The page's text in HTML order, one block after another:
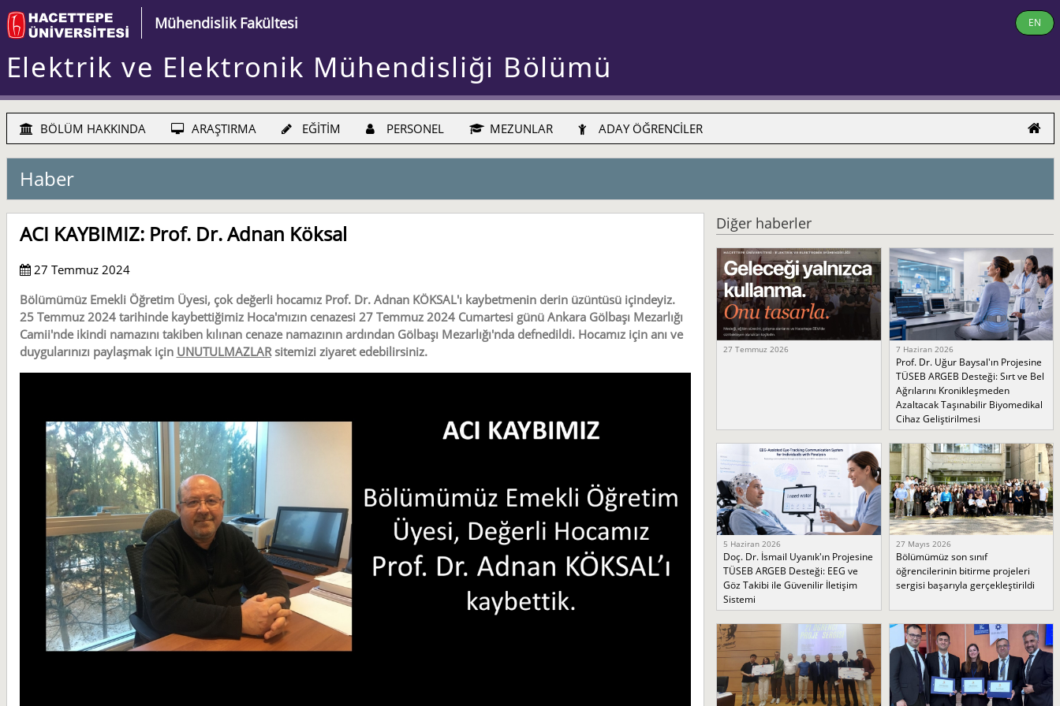
Mühendislik Fakültesi EN
Elektrik ve Elektronik Mühendisliği Bölümü
BÖLÜM HAKKINDA ARAŞTIRMA EĞİTİM PERSONEL MEZUNLAR ADAY ÖĞRENCİLER
Haber
ACI KAYBIMIZ: Prof. Dr. Adnan Köksal
27 Temmuz 2024
Bölümümüz Emekli Öğretim Üyesi, çok değerli hocamız Prof. Dr. Adnan KÖKSAL'ı kaybetmenin derin üzüntüsü içindeyiz.
25 Temmuz 2024 tarihinde kaybettiğimiz Hoca'mızın cenazesi 27 Temmuz 2024 Cumartesi günü Ankara Gölbaşı Mezarlığı
Camii'nde ikindi namazını takiben kılınan cenaze namazının ardından Gölbaşı Mezarlığı'nda defnedildi. Hocamız için anı ve
duygularınızı paylaşmak için UNUTULMAZLARsitemizi ziyaret edebilirsiniz.
Diğer haberler
27 Temmuz 2026 7 Haziran 2026
Prof. Dr. Uğur Baysal'ın Projesine
TÜSEB ARGEB Desteği: Sırt ve Bel
Ağrılarını Kronikleşmeden
Azaltacak Taşınabilir Biyomedikal
Cihaz Geliştirilmesi
5 Haziran 2026
Doç. Dr. İsmail Uyanık'ın Projesine
TÜSEB ARGEB Desteği: EEG ve
Göz Takibi ile Güvenilir İletişim
Sistemi
27 Mayıs 2026
Bölümümüz son sınıf
öğrencilerinin bitirme projeleri
sergisi başarıyla gerçekleştirildi